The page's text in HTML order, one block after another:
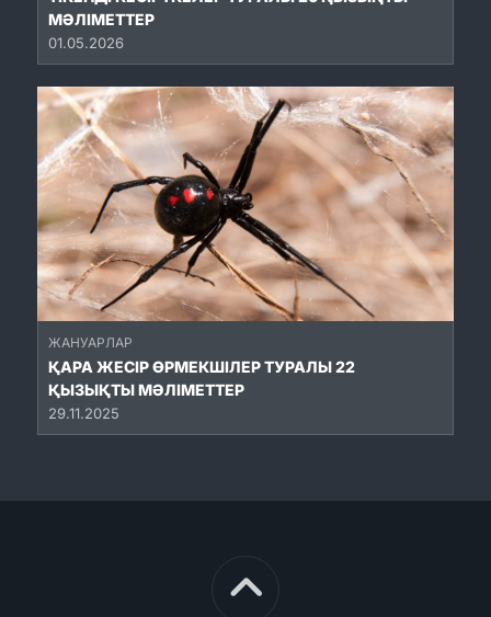
МӘЛІМЕТТЕР
01.05.2026
ЖАНУАРЛАР
ҚАРА ЖЕСІР ӨРМЕКШІЛЕР ТУРАЛЫ 22
ҚЫЗЫҚТЫ МӘЛІМЕТТЕР
29.11.2025